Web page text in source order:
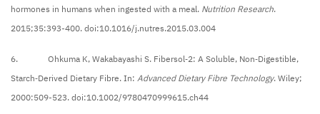
hormones in humans when ingested with a meal. Nutrition Research.
2015;35:393-400. doi:10.1016/j.nutres.2015.03.004
6. Ohkuma K, Wakabayashi S. Fibersol‐2: A Soluble, Non‐Digestible,
Starch‐Derived Dietary Fibre. In: Advanced Dietary Fibre Technology. Wiley;
2000:509-523. doi:10.1002/9780470999615.ch44